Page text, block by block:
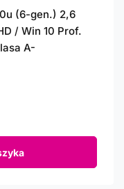
(6-gen.) 2,6
/ Win 10 Prof.
A-